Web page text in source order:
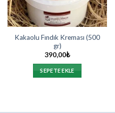
Kakaolu Fındık Kreması (500
gr)
390,00₺
SEPETE EKLE